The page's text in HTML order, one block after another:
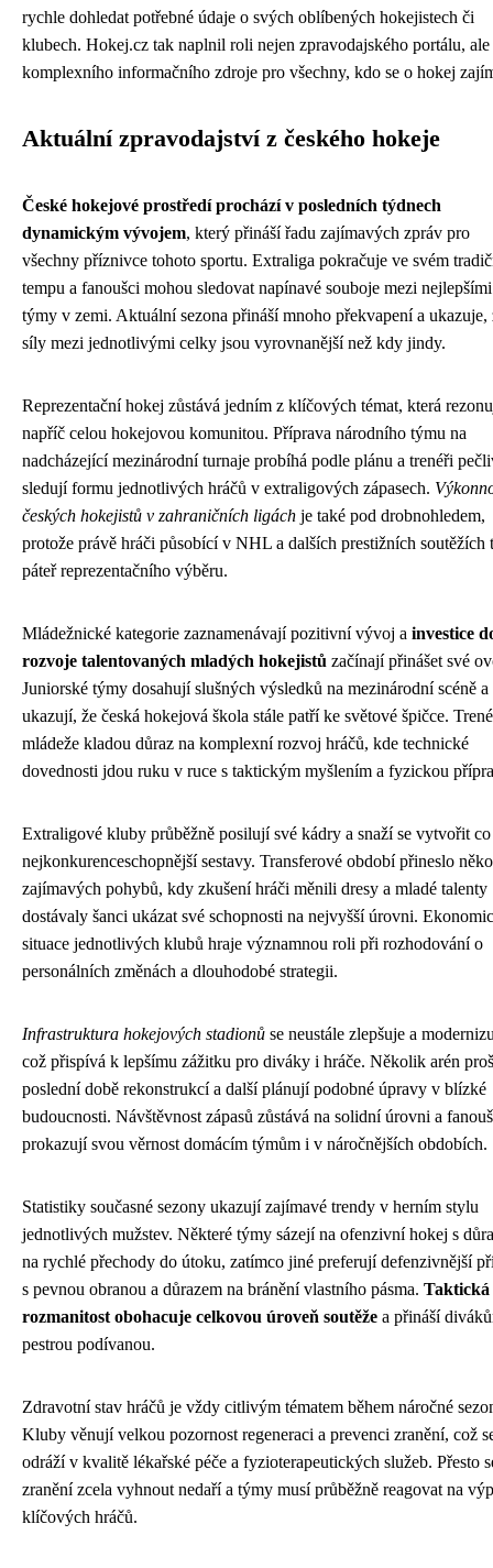
rychle dohledat potřebné údaje o svých oblíbených hokejistech či
klubech. Hokej.cz tak naplnil roli nejen zpravodajského portálu, ale
komplexního informačního zdroje pro všechny, kdo se o hokej
Aktuální zpravodajství z českého hokeje
České hokejové prostředí prochází v posledních týdnech
dynamickým vývojem, který přináší řadu zajímavých zpráv pro
všechny příznivce tohoto sportu. Extraliga pokračuje ve svém
tempu a fanoušci mohou sledovat napínavé souboje mezi nejlepšími
týmy v zemi. Aktuální sezona přináší mnoho překvapení a ukazuje,
síly mezi jednotlivými celky jsou vyrovnanější než kdy jindy.
Reprezentační hokej zůstává jedním z klíčových témat, která
napříč celou hokejovou komunitou. Příprava národního týmu na
nadcházející mezinárodní turnaje probíhá podle plánu a trenéři
sledují formu jednotlivých hráčů v extraligových zápasech.
českých hokejistů v zahraničních ligách je také pod drobnohledem,
protože právě hráči působící v NHL a dalších prestižních soutěžích
páteř reprezentačního výběru.
Mládežnické kategorie zaznamenávají pozitivní vývoj a investice
rozvoje talentovaných mladých hokejistů začínají přinášet své
Juniorské týmy dosahují slušných výsledků na mezinárodní scéně a
ukazují, že česká hokejová škola stále patří ke světové špičce.
mládeže kladou důraz na komplexní rozvoj hráčů, kde technické
dovednosti jdou ruku v ruce s taktickým myšlením a fyzickou
Extraligové kluby průběžně posilují své kádry a snaží se vytvořit co
nejkonkurenceschopnější sestavy. Transferové období přineslo
zajímavých pohybů, kdy zkušení hráči měnili dresy a mladé talenty
dostávaly šanci ukázat své schopnosti na nejvyšší úrovni.
situace jednotlivých klubů hraje významnou roli při rozhodování o
personálních změnách a dlouhodobé strategii.
Infrastruktura hokejových stadionů se neustále zlepšuje a
což přispívá k lepšímu zážitku pro diváky i hráče. Několik arén
poslední době rekonstrukcí a další plánují podobné úpravy v blízké
budoucnosti. Návštěvnost zápasů zůstává na solidní úrovni a
prokazují svou věrnost domácím týmům i v náročnějších obdobích.
Statistiky současné sezony ukazují zajímavé trendy v herním stylu
jednotlivých mužstev. Některé týmy sázejí na ofenzivní hokej s
na rychlé přechody do útoku, zatímco jiné preferují defenzivnější
s pevnou obranou a důrazem na bránění vlastního pásma. Taktická
rozmanitost obohacuje celkovou úroveň soutěže a přináší
pestrou podívanou.
Zdravotní stav hráčů je vždy citlivým tématem během náročné
Kluby věnují velkou pozornost regeneraci a prevenci zranění, což
odráží v kvalitě lékařské péče a fyzioterapeutických služeb. Přesto
zranění zcela vyhnout nedaří a týmy musí průběžně reagovat na
klíčových hráčů.